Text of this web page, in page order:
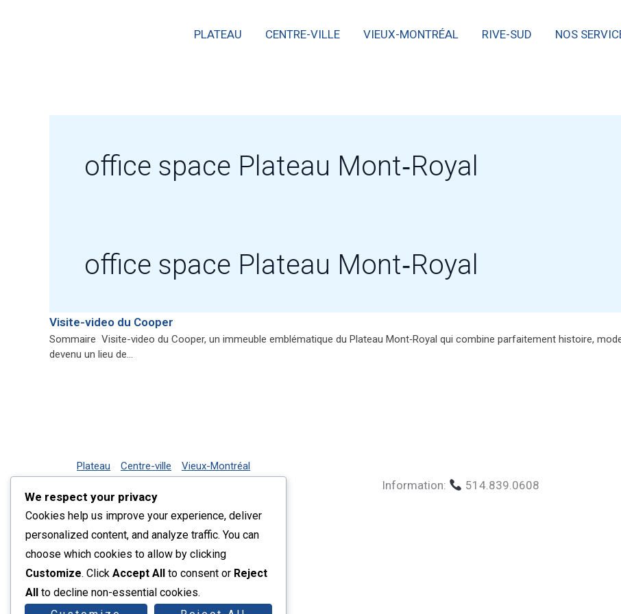
PLATEAU CENTRE-VILLE VIEUX-MONTRÉAL RIVE-SUD NOS
office space Plateau Mont‑Royal
office space Plateau Mont‑Royal
Visite-video du Cooper
Sommaire Visite-video du Cooper, un immeuble emblématique du Plateau Mont‑Royal qui combine parfaitement histoire,
devenu un lieu de…
Plateau Centre-ville
Vieux-Montréal
Contact
Information: 514.839.0608
We respect your privacy
Cookies help us improve your experience, deliver
personalized content, and analyze traffic. You can
choose which cookies to allow by clicking
Customize. Click Accept All to consent or Reject
All to decline non-essential cookies.